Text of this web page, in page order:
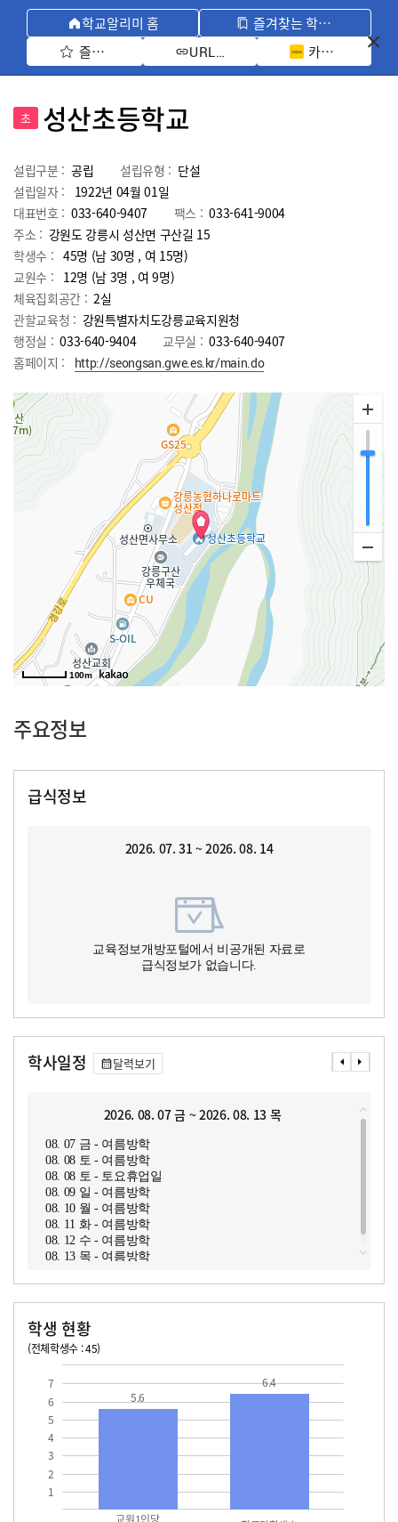
학교알리미 홈
즐겨찾는 학교 모아보기
즐겨찾기 선택
URL 복사 카카오톡 공유
초 성산초등학교
설립구분 : 공립 설립유형 : 단설
설립일자 :
1922년 04월 01일
대표번호 : 033-640-9407 팩스 : 033-641-9004
주소 : 강원도 강릉시 성산면 구산길 15
학생수 : 45명 (남 30명 , 여 15명)
교원수 : 12명 (남 3명 , 여9명)
체육집회공간 : 2실
관할교육청 : 강원특별자치도강릉교육지원청
행정실 : 033-640-9404 교무실 : 033-640-9407
홈페이지 :
http://seongsan.gwe.es.kr/main.do
100m
주요정보
급식정보
2026. 07. 31 ~ 2026. 08. 14
교육정보개방포털에서 비공개된 자료로
급식정보가 없습니다.
학사일정 달력보기
2026. 08. 07 금 ~ 2026. 08. 13 목
08. 07 금 - 여름방학
08. 08 토 - 여름방학
08. 08 토 - 토요휴업일
08. 09 일 - 여름방학
08. 10 월 - 여름방학
08. 11 화 - 여름방학
08. 12 수 - 여름방학
08. 13 목 - 여름방학
학생 현황
(전체학생수 : 45)
1
2
3
4
5
6
7
5.6
6.4